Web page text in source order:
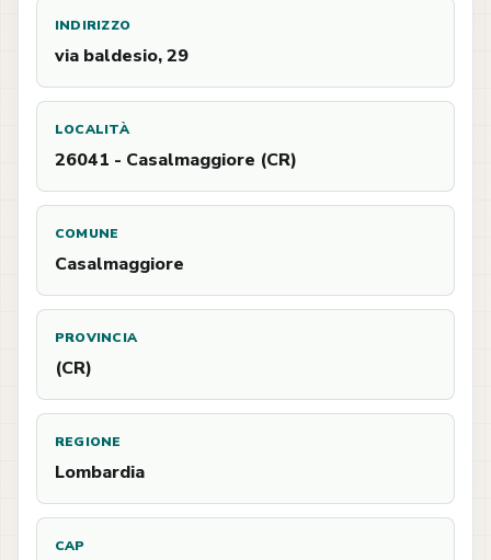
INDIRIZZO
via baldesio, 29
LOCALITÀ
26041 - Casalmaggiore (CR)
COMUNE
Casalmaggiore
PROVINCIA
(CR)
REGIONE
Lombardia
CAP